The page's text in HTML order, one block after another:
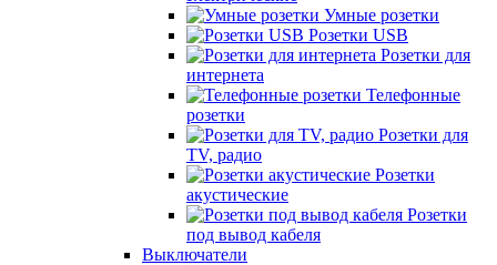
Умные розетки
Розетки USB
Розетки для
интернета
Телефонные
розетки
Розетки для
TV, радио
Розетки
акустические
Розетки
под вывод кабеля
Выключатели